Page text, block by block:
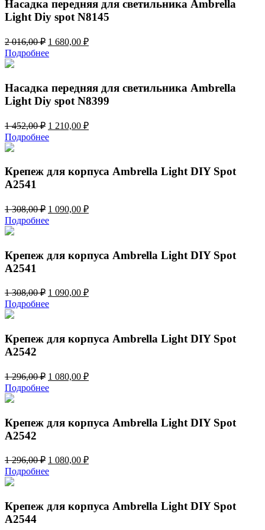
Насадка передняя для светильника Ambrella
Light Diy spot N8145
2 016,00₽ Первоначальная
цена
составляла
1 680,00 ₽Текущая
Подробнее
Насадка передняя для светильника Ambrella
Light Diy spot N8399
1 452,00₽ Первоначальная
цена
составляла
452,00 ₽.
1 210,00 ₽Текущая
Подробнее
Крепеж для корпуса Ambrella Light DIY Spot
A2541
1 308,00₽ Первоначальная
цена
составляла
1 090,00 ₽Текущая
Подробнее
Крепеж для корпуса Ambrella Light DIY Spot
A2541
1 308,00₽ Первоначальная
цена
составляла
308,00 ₽.
1 090,00 ₽Текущая
Подробнее
Крепеж для корпуса Ambrella Light DIY Spot
A2542
1 296,00₽ Первоначальная
цена
составляла
1 080,00 ₽Текущая
Подробнее
Крепеж для корпуса Ambrella Light DIY Spot
A2542
1 296,00₽ Первоначальная
цена
составляла
1 080,00 ₽Текущая
Подробнее
Крепеж для корпуса Ambrella Light DIY Spot
A2544